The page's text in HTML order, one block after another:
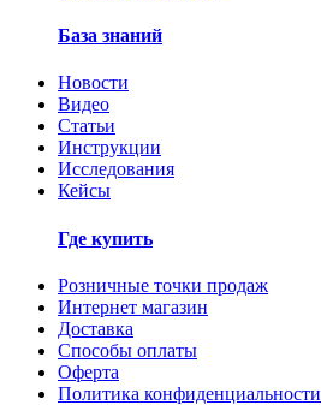
База знаний
Новости
Видео
Статьи
Инструкции
Исследования
Кейсы
Где купить
Розничные точки продаж
Интернет магазин
Доставка
Способы оплаты
Оферта
Политика конфиденциальности